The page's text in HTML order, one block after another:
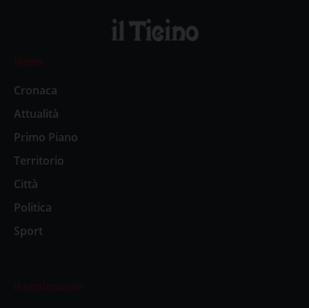
News
Cronaca
Attualità
Primo Piano
Territorio
Città
Politica
Sport
Il settimanale